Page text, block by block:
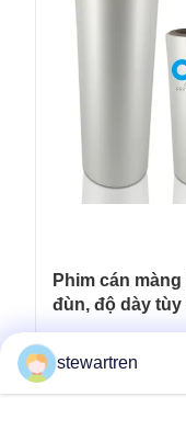
Phim cán
đùn, độ dày
BV
Nhận
stewartren